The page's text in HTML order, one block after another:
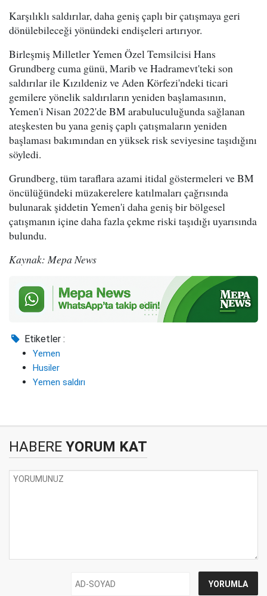
Karşılıklı saldırılar, daha geniş çaplı bir çatışmaya geri
dönülebileceği yönündeki endişeleri artırıyor.
Birleşmiş Milletler Yemen Özel Temsilcisi Hans
Grundberg cuma günü, Marib ve Hadramevt'teki son
saldırılar ile Kızıldeniz ve Aden Körfezi'ndeki ticari
gemilere yönelik saldırıların yeniden başlamasının,
Yemen'i Nisan 2022'de BM arabuluculuğunda sağlanan
ateşkesten bu yana geniş çaplı çatışmaların yeniden
başlaması bakımından en yüksek risk seviyesine taşıdığını
söyledi.
Grundberg, tüm taraflara azami itidal göstermeleri ve BM
öncülüğündeki müzakerelere katılmaları çağrısında
bulunarak şiddetin Yemen'i daha geniş bir bölgesel
çatışmanın içine daha fazla çekme riski taşıdığı uyarısında
bulundu.
Kaynak: Mepa News
Etiketler :
Yemen
Husiler
Yemen saldırı
HABERE YORUM KAT